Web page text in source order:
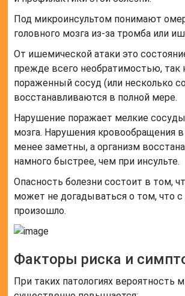
Под микроинсультом понимают
головного мозга из-за тромба или
От ишемической атаки это
прежде всего необратимостью, так
пораженный сосуд (или несколько
восстанавливаются в полной мере.
Нарушение поражает мелкие сосуды
мозга. Нарушения кровообращения
менее заметны, а организм
намного быстрее, чем при инсульте.
Опасность болезни состоит в том,
может не догадываться о том, что
произошло.
Факторы риска и
При таких патологиях вероятность